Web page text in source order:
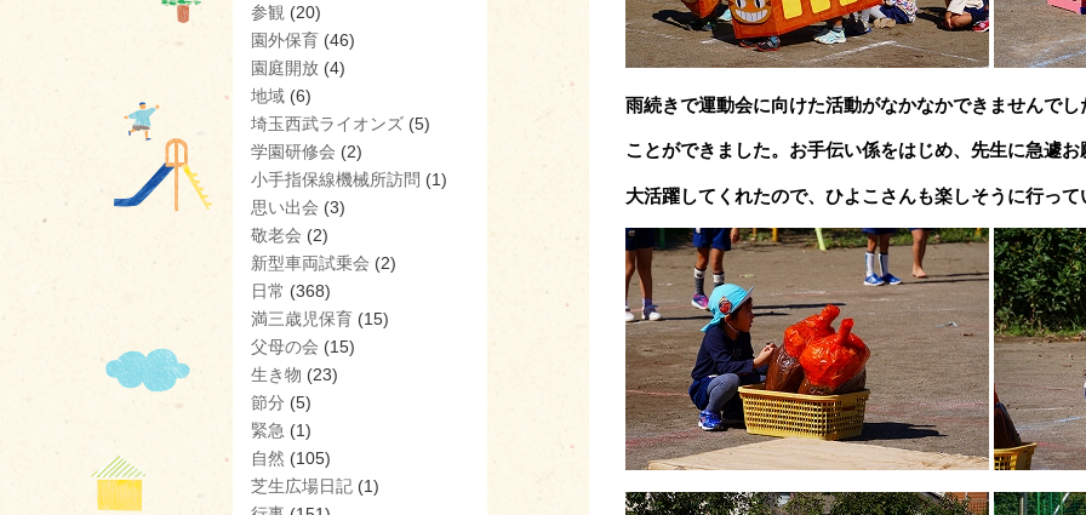
参観 (20)
園外保育 (46)
園庭開放 (4)
地域 (6)
埼玉西武ライオンズ (5)
学園研修会 (2)
小手指保線機械所訪問 (1)
思い出会 (3)
敬老会 (2)
新型車両試乗会 (2)
日常 (368)
満三歳児保育 (15)
父母の会 (15)
生き物 (23)
節分 (5)
緊急 (1)
自然 (105)
芝生広場日記 (1)
雨続きで運動会に向けた活動がなかなかできませんで
ことができました。お手伝い係をはじめ、先生に急遽
大活躍してくれたので、 ひよこさんも楽しそうに行って